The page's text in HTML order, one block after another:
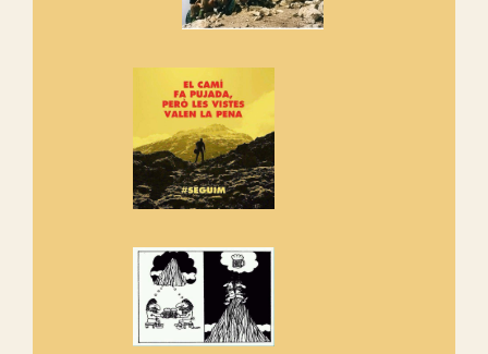
Manifest a favor dels Camins
Si ets una entitat o associació
adhereix-te al manifest!
Rebem un diploma dels
Amics de Sant Aniol d'Aguja
Els Centpeus estem implicats
de l'entorn de Sant Aniol